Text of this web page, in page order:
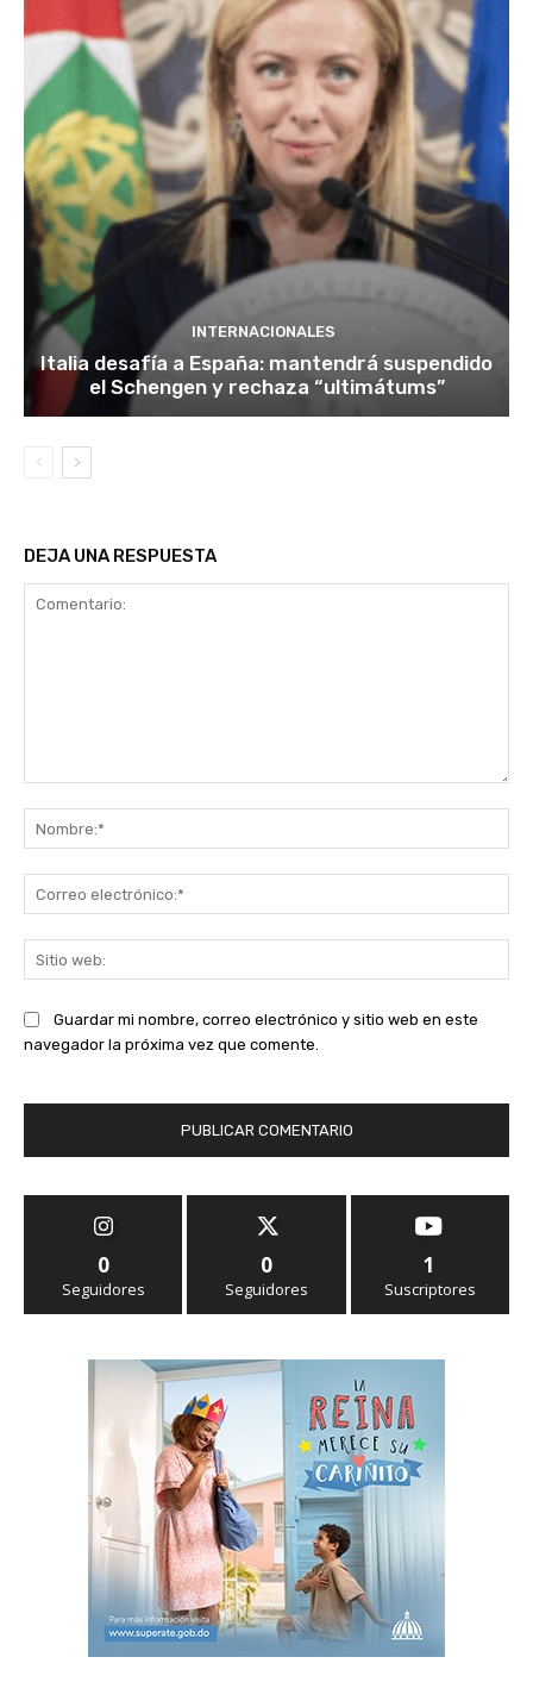
INTERNACIONALES
Italia desafía a España: mantendrá suspendido
el Schengen y rechaza “ultimátums”
DEJA UNA RESPUESTA
Guardar mi nombre, correo electrónico y sitio web en este
navegador la próxima vez que comente.
0
Seguidores
0
Seguidores
1
Suscriptores